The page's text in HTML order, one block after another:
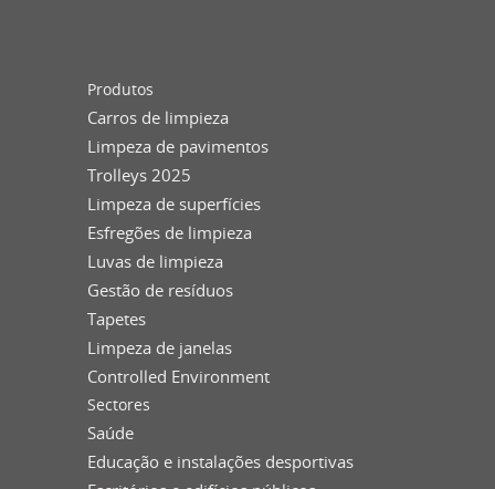
Produtos
Carros de limpieza
Limpeza de pavimentos
Trolleys 2025
Limpeza de superfícies
Esfregões de limpieza
Luvas de limpieza
Gestão de resíduos
Tapetes
Limpeza de janelas
Controlled Environment
Sectores
Saúde
Educação e instalações desportivas